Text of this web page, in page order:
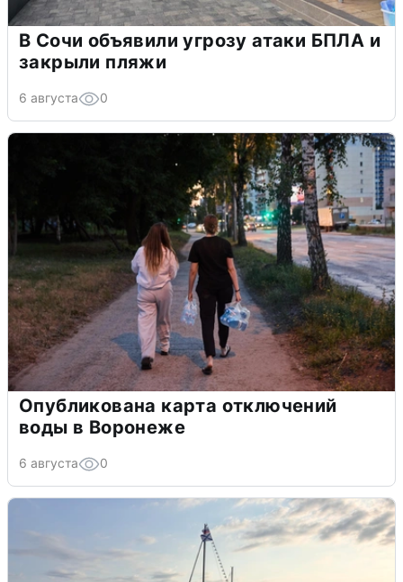
В Сочи объявили угрозу атаки БПЛА и
закрыли пляжи
6 августа 0
Опубликована карта отключений
воды в Воронеже
6 августа 0